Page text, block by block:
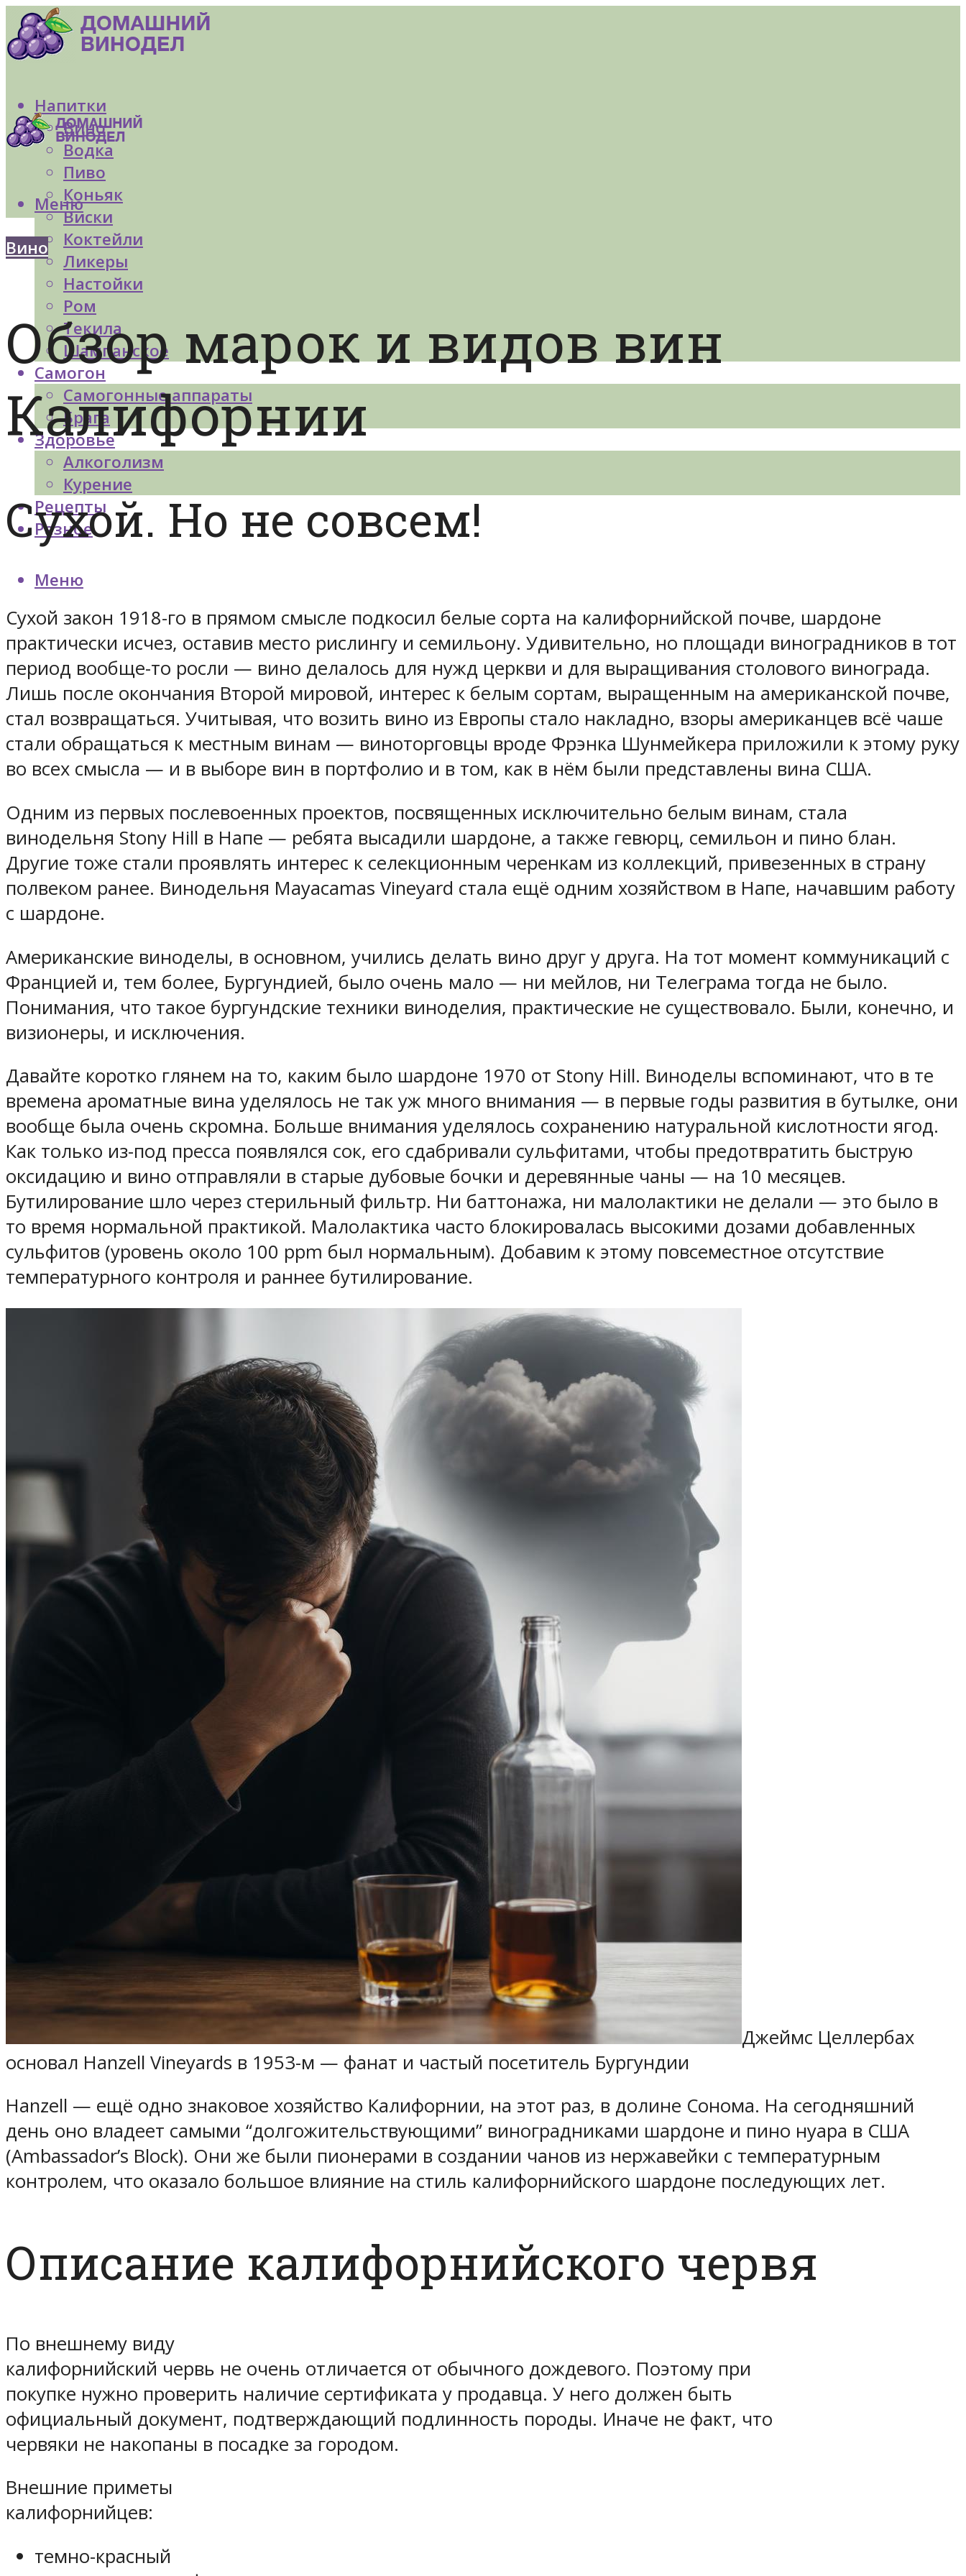
Напитки
Вино
Водка
Пиво
Коньяк
Виски
Коктейли
Ликеры
Настойки
Ром
Текила
Шампанское
Самогон
Самогонные аппараты
Брага
Здоровье
Алкоголизм
Курение
Рецепты
Разное
Меню
Меню
Вино
Обзор марок и видов вин
Калифорнии
Сухой. Но не совсем!
Сухой закон 1918-го в прямом смысле подкосил белые сорта на калифорнийской почве, шардоне
практически исчез, оставив место рислингу и семильону. Удивительно, но площади виноградников в тот
период вообще-то росли — вино делалось для нужд церкви и для выращивания столового винограда.
Лишь после окончания Второй мировой, интерес к белым сортам, выращенным на американской почве,
стал возвращаться. Учитывая, что возить вино из Европы стало накладно, взоры американцев всё чаше
стали обращаться к местным винам — виноторговцы вроде Фрэнка Шунмейкера приложили к этому руку
во всех смысла — и в выборе вин в портфолио и в том, как в нём были представлены вина США.
Одним из первых послевоенных проектов, посвященных исключительно белым винам, стала
винодельня Stony Hill в Напе — ребята высадили шардоне, а также гевюрц, семильон и пино блан.
Другие тоже стали проявлять интерес к селекционным черенкам из коллекций, привезенных в страну
полвеком ранее. Винодельня Mayacamas Vineyard стала ещё одним хозяйством в Напе, начавшим работу
с шардоне.
Американские виноделы, в основном, учились делать вино друг у друга. На тот момент коммуникаций с
Францией и, тем более, Бургундией, было очень мало — ни мейлов, ни Телеграма тогда не было.
Понимания, что такое бургундские техники виноделия, практические не существовало. Были, конечно, и
визионеры, и исключения.
Давайте коротко глянем на то, каким было шардоне 1970 от Stony Hill. Виноделы вспоминают, что в те
времена ароматные вина уделялось не так уж много внимания — в первые годы развития в бутылке, они
вообще была очень скромна. Больше внимания уделялось сохранению натуральной кислотности ягод.
Как только из-под пресса появлялся сок, его сдабривали сульфитами, чтобы предотвратить быструю
оксидацию и вино отправляли в старые дубовые бочки и деревянные чаны — на 10 месяцев.
Бутилирование шло через стерильный фильтр. Ни баттонажа, ни малолактики не делали — это было в
то время нормальной практикой. Малолактика часто блокировалась высокими дозами добавленных
сульфитов (уровень около 100 ppm был нормальным). Добавим к этому повсеместное отсутствие
температурного контроля и раннее бутилирование.
Джеймс Целлербах
основал Hanzell Vineyards в 1953-м — фанат и частый посетитель Бургундии
Hanzell — ещё одно знаковое хозяйство Калифорнии, на этот раз, в долине Сонома. На сегодняшний
день оно владеет самыми “долгожительствующими” виноградниками шардоне и пино нуара в США
(Ambassador’s Block). Они же были пионерами в создании чанов из нержавейки с температурным
контролем, что оказало большое влияние на стиль калифорнийского шардоне последующих лет.
Описание калифорнийского червя
По внешнему виду
калифорнийский червь не очень отличается от обычного дождевого. Поэтому при
покупке нужно проверить наличие сертификата у продавца. У него должен быть
официальный документ, подтверждающий подлинность породы. Иначе не факт, что
червяки не накопаны в посадке за городом.
Внешние приметы
калифорнийцев:
темно-красный